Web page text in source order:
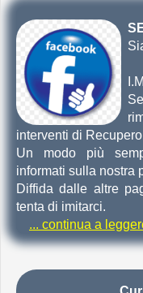
interventi di
Un modo più
informati sulla nostra
Diffida dalle altre
tenta di imitarci.
... continua a